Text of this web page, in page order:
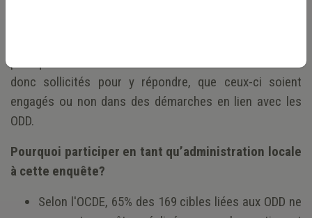
donc sollicités pour y répondre, que ceux-ci soient
engagés ou non dans des démarches en lien avec les
ODD.
Pourquoi participer en tant qu’administration locale
à cette enquête?
Selon l'OCDE, 65% des 169 cibles liées aux ODD ne